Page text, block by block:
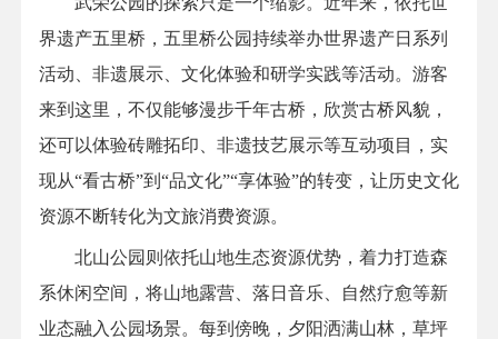
界遗产五里桥，五里桥公园持续举办世界遗产日系列
活动、非遗展示、文化体验和研学实践等活动。游客
来到这里，不仅能够漫步千年古桥，欣赏古桥风貌，
还可以体验砖雕拓印、非遗技艺展示等互动项目，实
现从“看古桥”到“品文化”“享体验”的转变，让历史文化
资源不断转化为文旅消费资源。
北山公园则依托山地生态资源优势，着力打造森
系休闲空间，将山地露营、落日音乐、自然疗愈等新
业态融入公园场景。每到傍晚，夕阳洒满山林，草坪